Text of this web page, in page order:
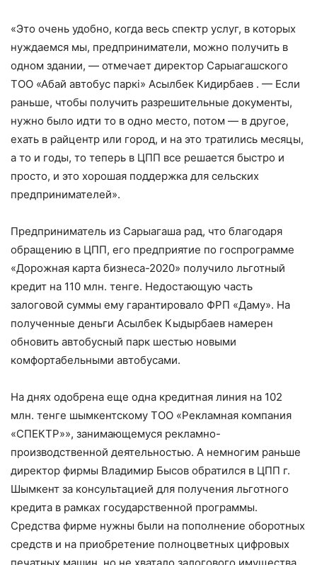
«Это очень удобно, когда весь спектр услуг, в которых
нуждаемся мы, предприниматели, можно получить в
одном здании, — отмечает директор Сарыагашского
ТОО «Абай автобус паркі» Асылбек Кидирбаев . — Если
раньше, чтобы получить разрешительные документы,
нужно было идти то в одно место, потом — в другое,
ехать в райцентр или город, и на это тратились месяцы,
а то и годы, то теперь в ЦПП все решается быстро и
просто, и это хорошая поддержка для сельских
предпринимателей».
Предприниматель из Сарыагаша рад, что благодаря
обращению в ЦПП, его предприятие по госпрограмме
«Дорожная карта бизнеса-2020» получило льготный
кредит на 110 млн. тенге. Недостающую часть
залоговой суммы ему гарантировало ФРП «Даму». На
полученные деньги Асылбек Кыдырбаев намерен
обновить автобусный парк шестью новыми
комфортабельными автобусами.
На днях одобрена еще одна кредитная линия на 102
млн. тенге шымкентскому ТОО «Рекламная компания
«СПЕКТР»», занимающемуся рекламно-
производственной деятельностью. А немногим раньше
директор фирмы Владимир Бысов обратился в ЦПП г.
Шымкент за консультацией для получения льготного
кредита в рамках государственной программы.
Средства фирме нужны были на пополнение оборотных
средств и на приобретение полноцветных цифровых